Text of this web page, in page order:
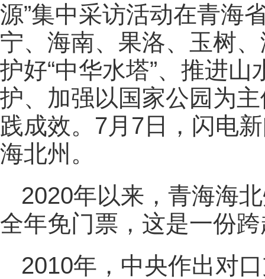
源”集中采访活动在青海
宁、海南、果洛、玉树
护好“中华水塔”、推进
护、加强以国家公园为
践成效。7月7日，闪电
海北州。
2020年以来，青海海
全年免门票，这是一份
2010年，中央作出对